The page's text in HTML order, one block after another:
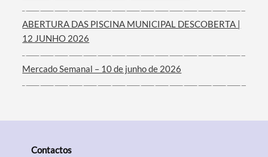
ABERTURA DAS PISCINA MUNICIPAL DESCOBERTA |
12 JUNHO 2026
Mercado Semanal – 10 de junho de 2026
Contactos